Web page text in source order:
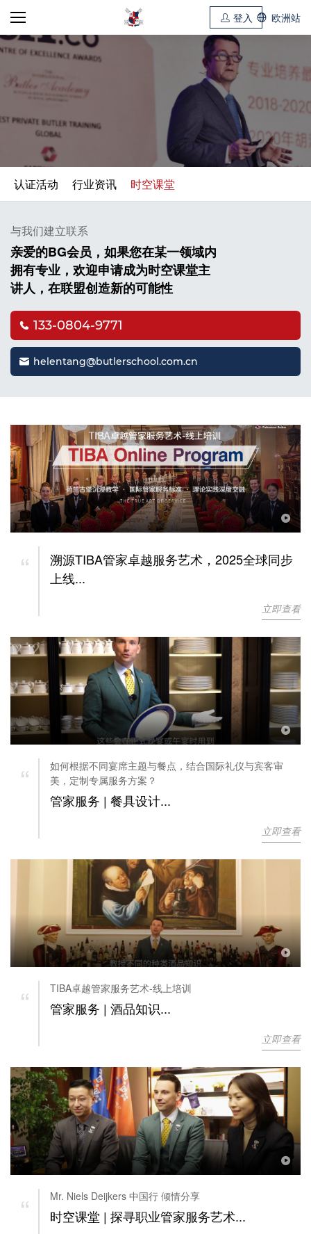
欧洲站
登入
认证活动 行业资讯 时空课堂
与我们建立联系
亲爱的BG会员，如果您在某一领域内
拥有专业，欢迎申请成为时空课堂主
讲人，在联盟创造新的可能性
133-0804-9771
helentang@butlerschool.com.cn
“
溯源TIBA管家卓越服务艺术，2025全球同步
上线...
立即查看
“
如何根据不同宴席主题与餐点，结合国际礼仪与宾客审
美，定制专属服务方案？
管家服务 | 餐具设计...
立即查看
“ TIBA卓越管家服务艺术-线上培训
管家服务 | 酒品知识...
立即查看
“ Mr. Niels Deijkers 中国行 倾情分享
时空课堂 | 探寻职业管家服务艺术...